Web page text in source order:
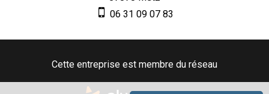
06 31 09 07 83
Cette entreprise est membre du réseau